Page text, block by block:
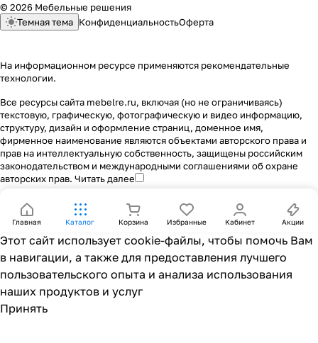
© 2026 Мебельные решения
Темная тема КонфиденциальностьОферта
На информационном ресурсе применяются рекомендательные
технологии.
Все ресурсы сайта mebelre.ru, включая (но не ограничиваясь)
текстовую, графическую, фотографическую и видео информацию,
структуру, дизайн и оформление страниц, доменное имя,
фирменное наименование являются объектами авторского права и
прав на интеллектуальную собственность, защищены российским
законодательством и международными соглашениями об охране
авторских прав. Читать далее
Главная Каталог Корзина Избранные Кабинет Акции
Этот сайт использует cookie-файлы, чтобы помочь Вам
в навигации, а также для предоставления лучшего
пользовательского опыта и анализа использования
наших продуктов и услуг
Принять